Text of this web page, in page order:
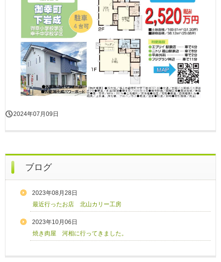
2024年07月09日
ブログ
2023年08月28日
最近行ったお店 北山カリー工房
2023年10月06日
焼き肉屋 河相に行ってきました。